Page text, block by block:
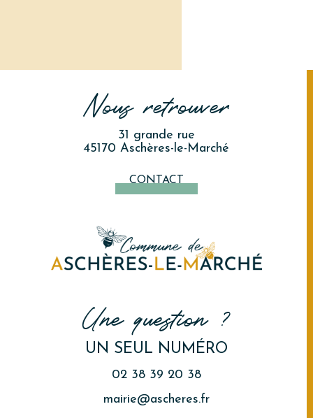
Nous retrouver
31 grande rue
45170 Aschères-le-Marché
CONTACT
Une question ?
UN SEUL NUMÉRO
02 38 39 20 38
mairie@ascheres.fr